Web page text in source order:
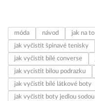
móda návod jak na to
jak vyčistit špinavé tenisky
jak vyčistit bílé converse
jak vycistit bilou podrazku
jak vyčistit bílé látkové boty
jak vyčistit boty jedlou sodou